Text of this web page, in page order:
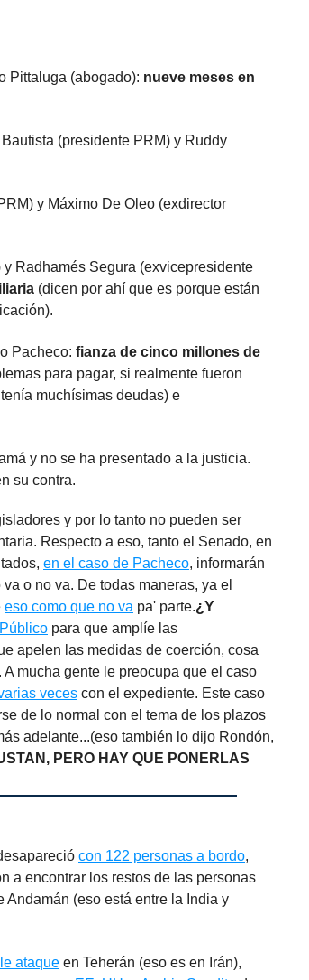
Pittaluga (abogado): nueve meses en
(presidente PRM) y Ruddy
y Máximo De Oleo (exdirector
Radhamés Segura (exvicepresidente
(dicen por ahí que es porque están
Pacheco: fianza de cinco millones de
para pagar, si realmente fueron
muchísimas deudas) e
y no se ha presentado a la justicia.
su contra.
y por lo tanto no pueden ser
Respecto a eso, tanto el Senado, en
en el caso de Pacheco, informarán
o no va. De todas maneras, ya el
eso como que no va pa' parte.¿Y
para que amplíe las
apelen las medidas de coerción, cosa
A mucha gente le preocupa que el caso
veces con el expediente. Este caso
de lo normal con el tema de los plazos
adelante...(eso también lo dijo Rondón,
PERO HAY QUE PONERLAS
con 122 personas a bordo,
a encontrar los restos de las personas
(eso está entre la India y
ataque en Teherán (eso es en Irán),